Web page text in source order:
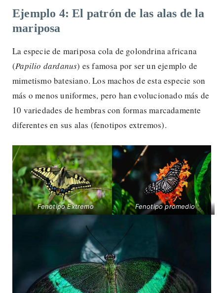
Ejemplo 4: El patrón de las alas de la
mariposa
La especie de mariposa cola de golondrina africana
(Papilio dardanus) es famosa por ser un ejemplo de
mimetismo batesiano. Los machos de esta especie son
más o menos uniformes, pero han evolucionado más de
10 variedades de hembras con formas marcadamente
diferentes en sus alas (fenotipos extremos).
Fenotipo Extremo Fenotipo promedio